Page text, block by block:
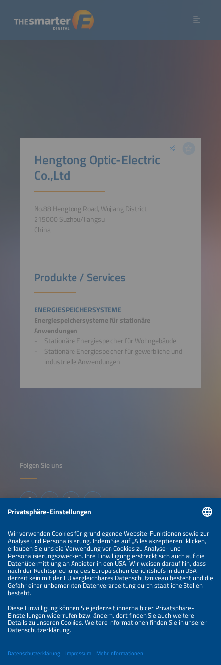
Hengtong Optic-Electric
Co.,Ltd
No.88 Hengtong Road, Wujiang District
215000 Suzhou/Jiangsu
China
Produkte / Services
ENERGIESPEICHERSYSTEME
Energiespeichersysteme für stationäre
Anwendungen
Stationäre Energiespeicher für Wohngebäude
Stationäre Energiespeicher für gewerbliche und
industrielle Anwendungen
Folgen Sie uns
Informationen
IMPRESSUM
KONTAKT
ÜBER UNS
VERANSTALTER
PREISÜBERSICHT